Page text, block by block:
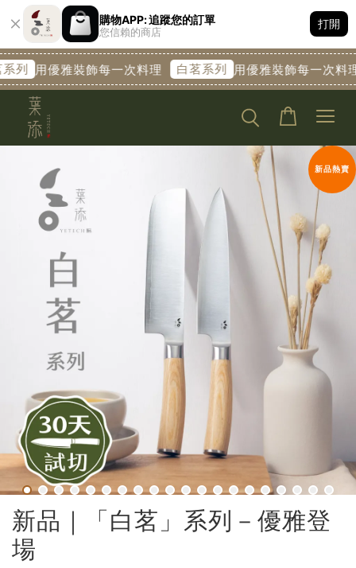
購物APP: 追蹤您的訂單
您信賴的商店
打開
裝飾每一次料理 白茗系列 用優雅裝飾每一次料理 白茗系
新品熱賣
新品｜「白茗」系列－優雅登
場